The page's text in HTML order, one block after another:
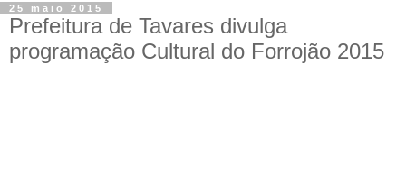
25 maio 2015
Prefeitura de Tavares divulga
programação Cultural do Forrojão 2015